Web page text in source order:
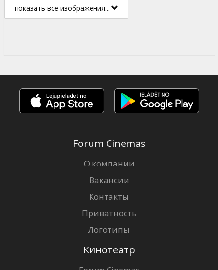
показать все изображения...
Forum Cinemas
О компании
Вакансии
Контакты
Приватность
Логотипы
Кинотеатр